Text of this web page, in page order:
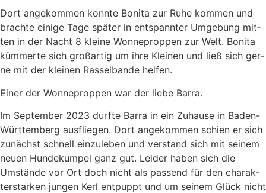
Dort ange­kom­men konn­te Boni­ta zur Ruhe kom­men und
brach­te eini­ge Tage spä­ter in ent­spann­ter Umge­bung mit­
ten in der Nacht 8 klei­ne Won­ne­prop­pen zur Welt. Boni­ta
küm­mer­te sich groß­ar­tig um ihre Klei­nen und ließ sich ger­
ne mit der klei­nen Ras­sel­ban­de hel­fen.
Einer der Won­ne­prop­pen war der lie­be Bar­ra.
Im Sep­tem­ber 2023 durf­te Bar­ra in ein Zuhau­se in Baden-
Würt­tem­berg aus­flie­gen. Dort ange­kom­men schien er sich
zunächst schnell ein­zu­le­ben und ver­stand sich mit sei­nem
neu­en Hun­de­kum­pel ganz gut. Lei­der haben sich die
Umstän­de vor Ort doch nicht als pas­send für den cha­rak­
ter­star­ken jun­gen Kerl ent­puppt und um sei­nem Glück nicht